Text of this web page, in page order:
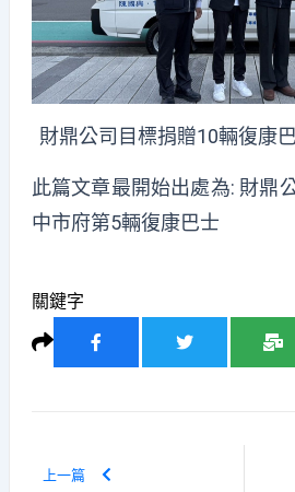
財鼎公司目標捐贈10輛復康
此篇文章最開始出處為: 財鼎
中市府第5輛復康巴士
關鍵字
上一篇